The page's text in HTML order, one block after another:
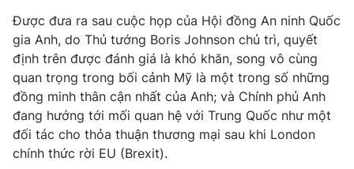
Góc doanh nghiệp
Truyền hình
Phim VTV
Hậu trường
Nhân vật
Khán giả
Giải trí
Điện ảnh
Âm nhạc
Sao
Đời sống
Du lịch
Giáo dục
Được đưa ra sau cuộc họp của Hội đồng An ninh Quốc
gia Anh, do Thủ tướng Boris Johnson chủ trì, quyết
định trên được đánh giá là khó khăn, song vô cùng
quan trọng trong bối cảnh Mỹ là một trong số những
đồng minh thân cận nhất của Anh; và Chính phủ Anh
đang hướng tới mối quan hệ với Trung Quốc như một
đối tác cho thỏa thuận thương mại sau khi London
chính thức rời EU (Brexit).